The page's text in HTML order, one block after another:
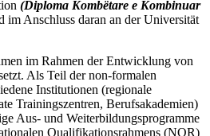
(Diploma Kombëtare e Kombinuar
im Anschluss daran an der Universität
im Rahmen der Entwicklung von
Als Teil der non-formalen
Institutionen (regionale
Trainingszentren, Berufsakademien)
Aus- und Weiterbildungsprogramme
Qualifikationsrahmens (NQR)